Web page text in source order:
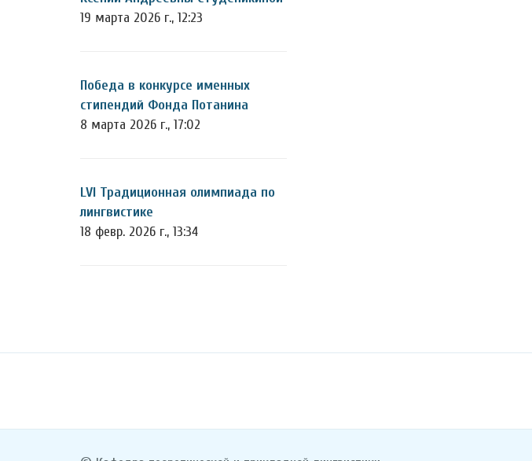
19 марта 2026 г., 12:23
Победа в конкурсе именных
стипендий Фонда Потанина
8 марта 2026 г., 17:02
LVI Традиционная олимпиада по
лингвистике
18 февр. 2026 г., 13:34